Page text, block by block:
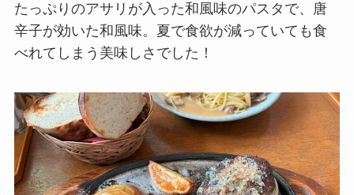
たっぷりのアサリが入った和風味のパスタで、唐
辛子が効いた和風味。夏で食欲が減っていても食
べれてしまう美味しさでした！